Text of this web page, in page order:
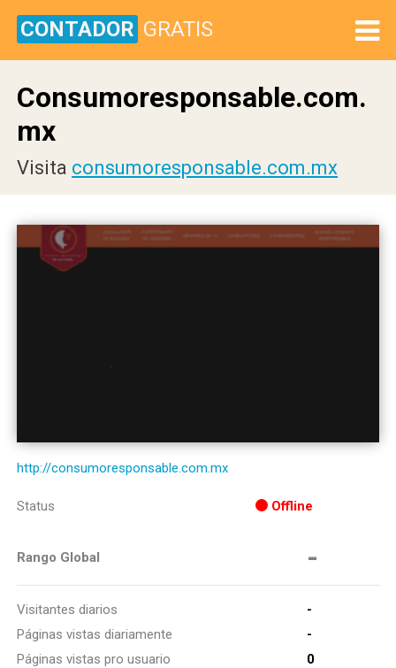
CONTADOR GRATIS
Consumoresponsable.com.
mx
Visita consumoresponsable.com.mx
http://consumoresponsable.com.mx
Status Offline
Rango Global -
Visitantes diarios
-
Páginas vistas diariamente
-
Páginas vistas pro usuario
0